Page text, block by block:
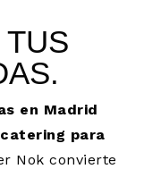
en Madrid
catering para
Nok convierte